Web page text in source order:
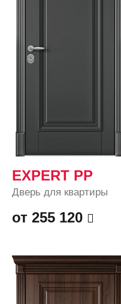
EXPERT PP
Дверь для квартиры
от 255 120